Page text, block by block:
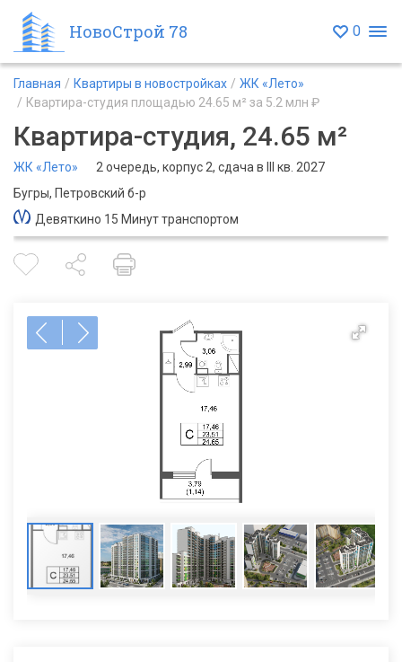
НовоСтрой 78 0
Главная Квартиры в новостройках
ЖК «Лето»
Квартира-студия площадью 24.65 м² за 5.2 млн ₽
Квартира-студия, 24.65 м²
ЖК «Лето»
2 очередь, корпус 2, сдача в III кв. 2027
Бугры, Петровский б-р
Девяткино 15 Минут транспортом